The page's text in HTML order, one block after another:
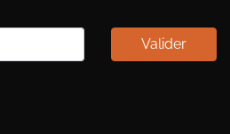
Valider